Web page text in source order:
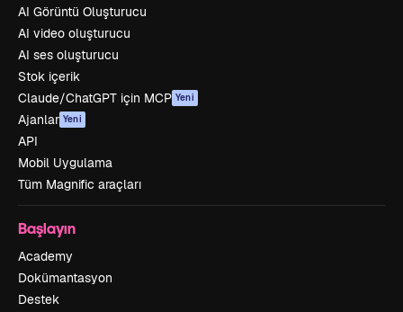
AI Görüntü Oluşturucu
AI video oluşturucu
AI ses oluşturucu
Stok içerik
Claude/ChatGPT için MCP Yeni
Ajanlar Yeni
API
Mobil Uygulama
Tüm Magnific araçları
Başlayın
Academy
Dokümantasyon
Destek